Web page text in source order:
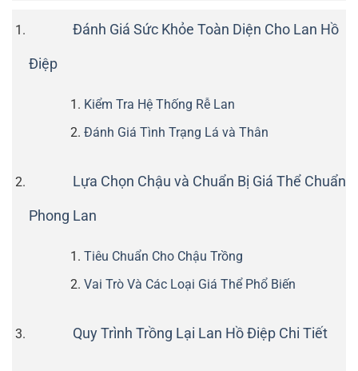
Đánh Giá Sức Khỏe Toàn Diện Cho Lan Hồ
Điệp
Kiểm Tra Hệ Thống Rễ Lan
Đánh Giá Tình Trạng Lá và Thân
Lựa Chọn Chậu và Chuẩn Bị Giá Thể Chuẩn
Phong Lan
Tiêu Chuẩn Cho Chậu Trồng
Vai Trò Và Các Loại Giá Thể Phổ Biến
Quy Trình Trồng Lại Lan Hồ Điệp Chi Tiết